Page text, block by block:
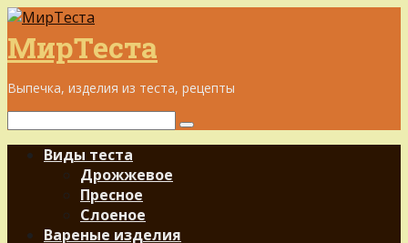
Перейти
к
контенту
МирТеста
Выпечка, изделия из теста, рецепты
Поиск:
Виды теста
Дрожжевое
Пресное
Слоеное
Вареные изделия